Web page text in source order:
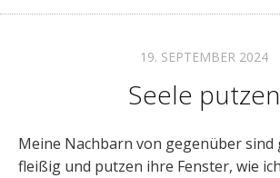
19. SEPTEMBER 2024
Seele putzen
Meine Nachbarn von gegenüber sind
fleißig und putzen ihre Fenster, wie